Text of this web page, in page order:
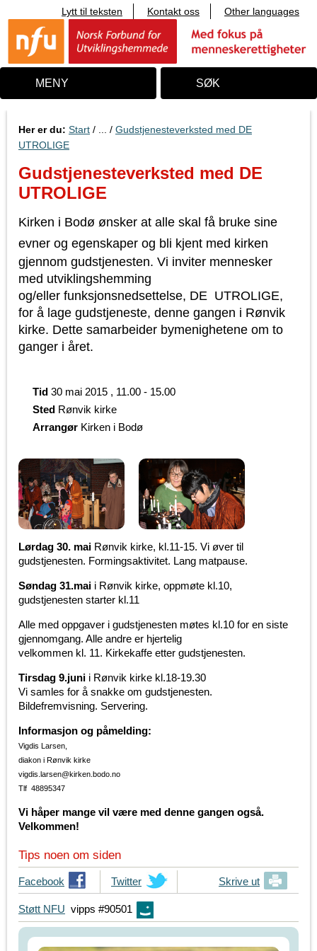
i
n
o
Lytt til teksten Kontakt oss Other languages
MENY SØK
Her er du: Start / ... / Gudstjenesteverksted med DE
UTROLIGE
Gudstjenesteverksted med DE
UTROLIGE
Kirken i Bodø ønsker at alle skal få bruke sine
evner og egenskaper og bli kjent med kirken
gjennom gudstjenesten. Vi inviter mennesker
med utviklingshemming
og/eller funksjonsnedsettelse, DE UTROLIGE,
for å lage gudstjeneste, denne gangen i Rønvik
kirke. Dette samarbeider bymenighetene om to
ganger i året.
Tid 30 mai 2015 , 11.00 - 15.00
Sted Rønvik kirke
Arrangør Kirken i Bodø
Lørdag 30. mai Rønvik kirke, kl.11-15. Vi øver til
gudstjenesten. Formingsaktivitet. Lang matpause.
Søndag 31.mai i Rønvik kirke, oppmøte kl.10,
gudstjenesten starter kl.11
Alle med oppgaver i gudstjenesten møtes kl.10 for en siste
gjennomgang. Alle andre er hjertelig
velkommen kl. 11. Kirkekaffe etter gudstjenesten.
Tirsdag 9.juni i Rønvik kirke kl.18-19.30
Vi samles for å snakke om gudstjenesten.
Bildefremvisning. Servering.
Informasjon og påmelding:
Vigdis Larsen,
diakon i Rønvik kirke
vigdis.larsen@kirken.bodo.no
Tlf 48895347
Vi håper mange vil være med denne gangen også.
Velkommen!
Tips noen om siden
T
i
p
s
Facebook
T
i
p
s
Twitter Skrive ut
Støtt NFU vipps #90501